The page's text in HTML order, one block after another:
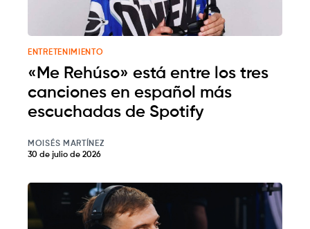
ENTRETENIMIENTO
«Me Rehúso» está entre los tres
canciones en español más
escuchadas de Spotify
MOISÉS MARTÍNEZ
30 de julio de 2026